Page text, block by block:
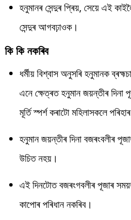
হনুমানৰ সেন্দুৰ প্ৰিয়, সেয়ে এই
সেন্দুৰ আগবঢ়াওক।
কি কি নকৰিব
ধৰ্মীয় বিশ্বাস অনুসৰি হনুমানক
এনে ক্ষেত্ৰত হনুমান জয়ন্তীৰ দিনা
মূৰ্তি স্পৰ্শ কৰাটো মহিলাসকলে
হনুমান জয়ন্তীৰ দিনা বজৰংবলীৰ
উচিত নহয়।
এই দিনটোত বজৰংগবলীৰ পূজাৰ
কাপোৰ পৰিধান নকৰিব।